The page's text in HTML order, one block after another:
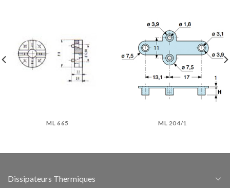
ML 665 ML 204/1
Dissipateurs Thermiques